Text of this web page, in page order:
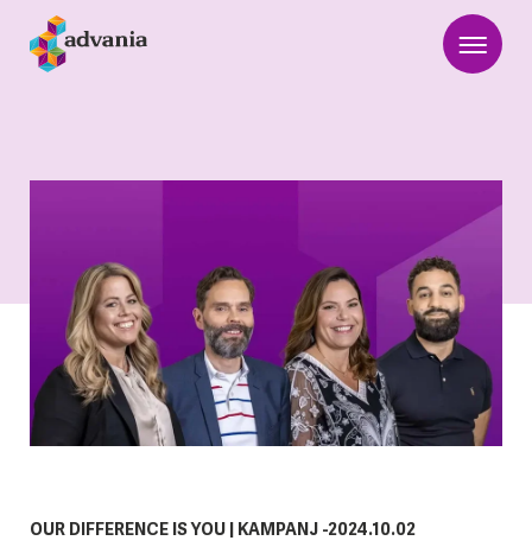
OUR DIFFERENCE IS YOU| KAMPANJ -2024.10.02